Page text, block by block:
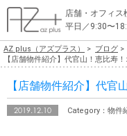
店舗・オフィス
平日／9:30〜
物件総合検索
エリアで探す
業種で探す
AZ plus（アズプラス） ブログ
【店舗物件紹介】代官山！恵比寿
【店舗物件紹介】代官
2019.12.10 Category：物件